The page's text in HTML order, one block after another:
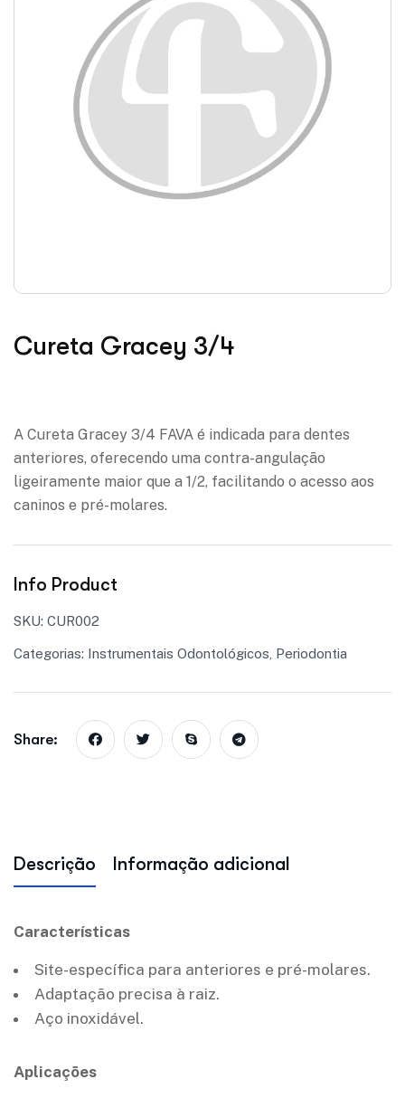
Cureta Gracey 3/4
A Cureta Gracey 3/4 FAVA é indicada para dentes
anteriores, oferecendo uma contra-angulação
ligeiramente maior que a 1/2, facilitando o acesso aos
caninos e pré-molares.
Info Product
SKU: CUR002
Categorias: Instrumentais Odontológicos, Periodontia
Share:
Descrição Informação adicional
Características
Site-específica para anteriores e pré-molares.
Adaptação precisa à raiz.
Aço inoxidável.
Aplicações